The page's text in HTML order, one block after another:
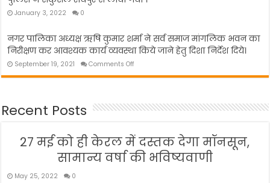
January 3, 2022 0
नगर पालिका अध्यक्ष ऋषि कुमार शर्मा ने सर्व समाज मांगलिक भवन का
निरीक्षण कर आवश्यक कार्य व्यवस्था किये जाने हेतु दिशा निर्देश दिये।
September 19, 2021 Comments Offon
ऋषि
कुमार
सर्व
समाज
मांगलिक
Recent Posts
27 मई को ही केरल में दस्तक देगा मॉनसून,
सामान्य वर्षा की भविष्यवाणी
May 25, 2022 0